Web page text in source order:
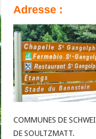
Adresse :
COMMUNES DE
DE SOULTZMATT.